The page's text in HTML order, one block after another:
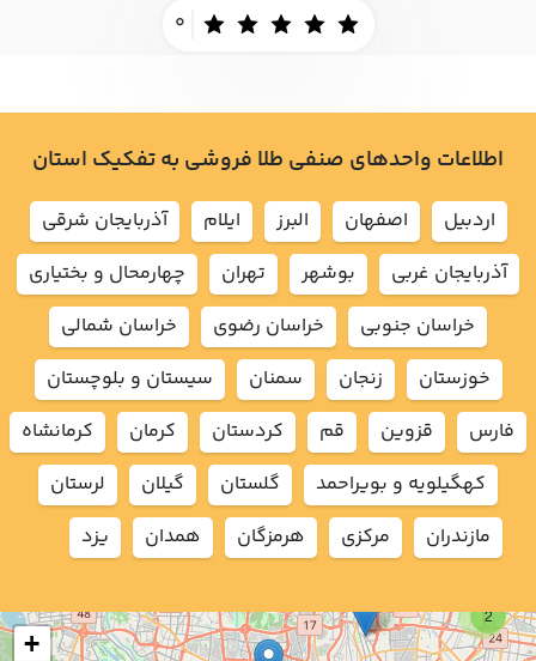
0
2
+
اطلاعات واحدهای صنفی طلا فروشی به تفکیک استان
اردبيل اصفهان البرز ايلام
آذربايجان شرقي
آذربايجان غربي
بوشهر تهران
چهارمحال و بختياري
خراسان جنوبي
خراسان رضوي
خراسان شمالي
خوزستان
زنجان سمنان
سيستان و بلوچستان
فارس
قزوين قم كردستان كرمان
كرمانشاه
كهگيلويه و بويراحمد
گلستان گيلان
لرستان
مازندران
مركزي هرمزگان همدان يزد